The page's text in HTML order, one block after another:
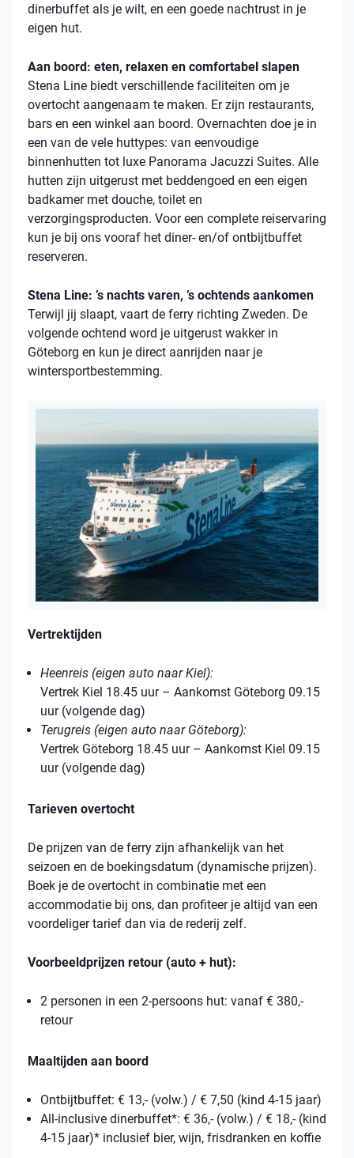
dinerbuffet als je wilt, en een goede nachtrust in je
eigen hut.
Aan boord: eten, relaxen en comfortabel slapen
Stena Line biedt verschillende faciliteiten om je
overtocht aangenaam te maken. Er zijn restaurants,
bars en een winkel aan boord. Overnachten doe je in
een van de vele huttypes: van eenvoudige
binnenhutten tot luxe Panorama Jacuzzi Suites. Alle
hutten zijn uitgerust met beddengoed en een eigen
badkamer met douche, toilet en
verzorgingsproducten. Voor een complete reiservaring
kun je bij ons vooraf het diner- en/of ontbijtbuffet
reserveren.
Stena Line: ’s nachts varen, ’s ochtends aankomen
Terwijl jij slaapt, vaart de ferry richting Zweden. De
volgende ochtend word je uitgerust wakker in
Göteborg en kun je direct aanrijden naar je
wintersportbestemming.
Vertrektijden
Heenreis (eigen auto naar Kiel):
Vertrek Kiel 18.45 uur – Aankomst Göteborg 09.15
uur (volgende dag)
Terugreis (eigen auto naar Göteborg):
Vertrek Göteborg 18.45 uur – Aankomst Kiel 09.15
uur (volgende dag)
Tarieven overtocht
De prijzen van de ferry zijn afhankelijk van het
seizoen en de boekingsdatum (dynamische prijzen).
Boek je de overtocht in combinatie met een
accommodatie bij ons, dan profiteer je altijd van een
voordeliger tarief dan via de rederij zelf.
Voorbeeldprijzen retour (auto + hut):
2 personen in een 2-persoons hut: vanaf € 380,-
retour
Maaltijden aan boord
Ontbijtbuffet: € 13,- (volw.) / € 7,50 (kind 4-15 jaar)
All-inclusive dinerbuffet*: € 36,- (volw.) / € 18,- (kind
4-15 jaar)* inclusief bier, wijn, frisdranken en koffie